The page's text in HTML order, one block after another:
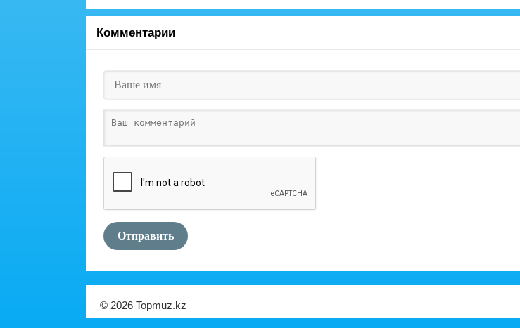
Комментарии
Отправить
© 2026 Topmuz.kz